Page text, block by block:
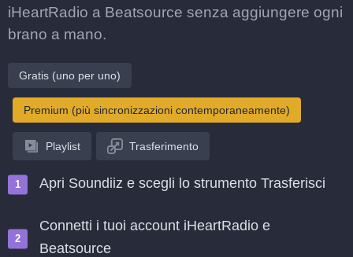
iHeartRadio a Beatsource senza aggiungere ogni
brano a mano.
Gratis (uno per uno)
Premium (più sincronizzazioni contemporaneamente)
Playlist Trasferimento
Apri Soundiiz e scegli lo strumento Trasferisci
Connetti i tuoi account iHeartRadio e
Beatsource